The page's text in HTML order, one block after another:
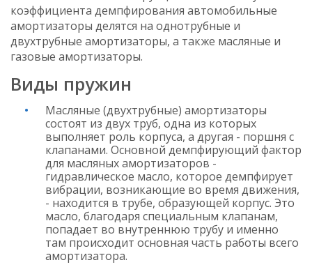
коэффициента демпфирования автомобильные
амортизаторы делятся на однотрубные и
двухтрубные амортизаторы, а также масляные и
газовые амортизаторы.
Виды пружин
Масляные (двухтрубные) амортизаторы
состоят из двух труб, одна из которых
выполняет роль корпуса, а другая - поршня с
клапанами. Основной демпфирующий фактор
для масляных амортизаторов -
гидравлическое масло, которое демпфирует
вибрации, возникающие во время движения,
- находится в трубе, образующей корпус. Это
масло, благодаря специальным клапанам,
попадает во внутреннюю трубу и именно
там происходит основная часть работы всего
амортизатора.